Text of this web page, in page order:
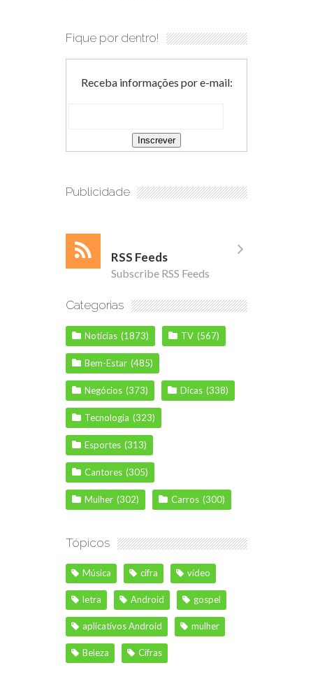
Fique por dentro!
Receba informações por e-mail:
Publicidade
RSS Feeds
Subscribe RSS Feeds
Categorias
Notícias (1873) TV (567)
Bem-Estar (485)
Negócios (373) Dicas (338)
Tecnologia (323)
Esportes (313)
Cantores (305)
Mulher (302) Carros (300)
Tópicos
Música cifra vídeo
letra Android gospel
aplicativos Android mulher
Beleza Cifras